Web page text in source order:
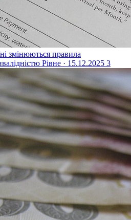
змінюються правила
Рівне · 15.12.2025 3